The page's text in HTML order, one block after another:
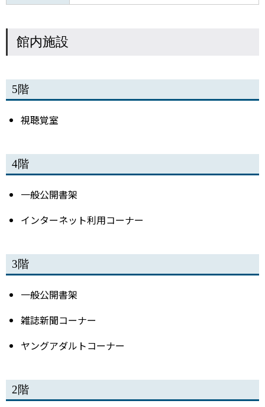
館内施設
5階
視聴覚室
4階
一般公開書架
インターネット利用コーナー
3階
一般公開書架
雑誌新聞コーナー
ヤングアダルトコーナー
2階